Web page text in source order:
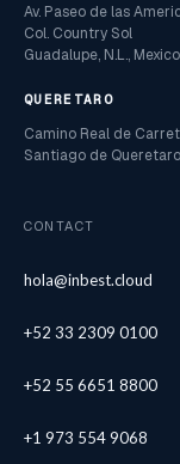
Av. Paseo de las
Col. Country Sol
Guadalupe, N.L.,
QUERETARO
Camino Real de
Santiago de
CONTACT
hola@inbest.cloud
+52 33 2309 0100
+52 55 6651 8800
+1 973 554 9068